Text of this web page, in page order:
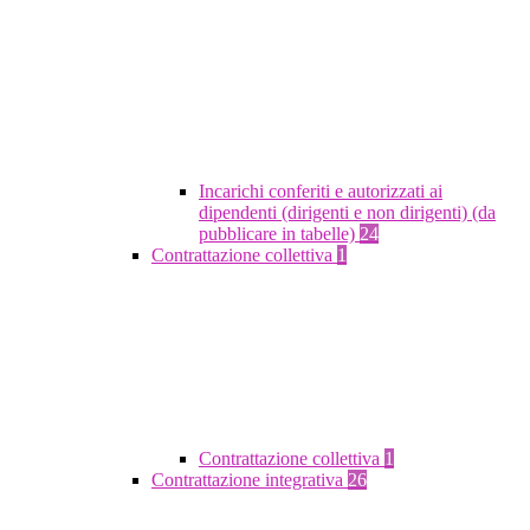
Incarichi conferiti e autorizzati ai
dipendenti (dirigenti e non dirigenti) (da
pubblicare in tabelle) 24
Contrattazione collettiva 1
Contrattazione collettiva 1
Contrattazione integrativa 26